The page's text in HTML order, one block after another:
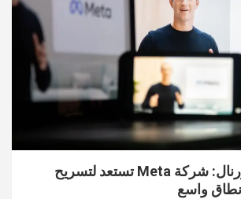
وول ستريت جورنال: شركة Meta تستعد لتسريح
واسع